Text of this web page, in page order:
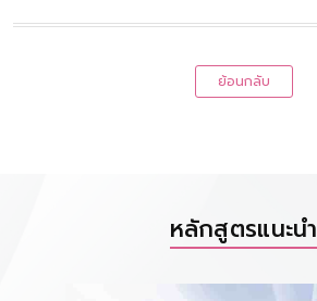
ย้อนกลับ
หลักสูตรแนะนำ